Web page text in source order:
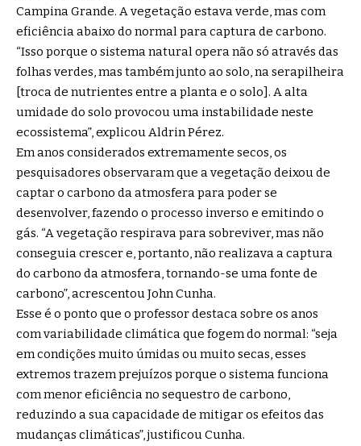
Campina Grande. A vegetação estava verde, mas com
eficiência abaixo do normal para captura de carbono.
“Isso porque o sistema natural opera não só através das
folhas verdes, mas também junto ao solo, na serapilheira
[troca de nutrientes entre a planta e o solo]. A alta
umidade do solo provocou uma instabilidade neste
ecossistema”, explicou Aldrin Pérez.
Em anos considerados extremamente secos, os
pesquisadores observaram que a vegetação deixou de
captar o carbono da atmosfera para poder se
desenvolver, fazendo o processo inverso e emitindo o
gás. “A vegetação respirava para sobreviver, mas não
conseguia crescer e, portanto, não realizava a captura
do carbono da atmosfera, tornando-se uma fonte de
carbono”, acrescentou John Cunha.
Esse é o ponto que o professor destaca sobre os anos
com variabilidade climática que fogem do normal: “seja
em condições muito úmidas ou muito secas, esses
extremos trazem prejuízos porque o sistema funciona
com menor eficiência no sequestro de carbono,
reduzindo a sua capacidade de mitigar os efeitos das
mudanças climáticas”, justificou Cunha.